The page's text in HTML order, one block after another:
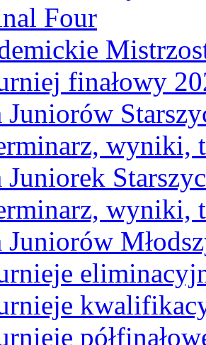
Four
finałowy
Juniorów
wyniki,
Juniorek
wyniki,
Juniorów